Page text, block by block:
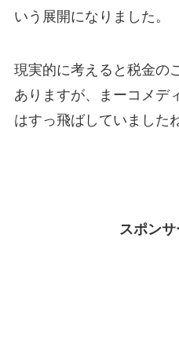
いう展開になりました。
現実的に考えると税金の
ありますが、まーコメデ
はすっ飛ばしていました
スポン